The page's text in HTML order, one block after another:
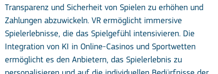
Transparenz und Sicherheit von Spielen zu erhöhen und
Zahlungen abzuwickeln. VR ermöglicht immersive
Spielerlebnisse, die das Spielgefühl intensivieren. Die
Integration von KI in Online-Casinos und Sportwetten
ermöglicht es den Anbietern, das Spielerlebnis zu